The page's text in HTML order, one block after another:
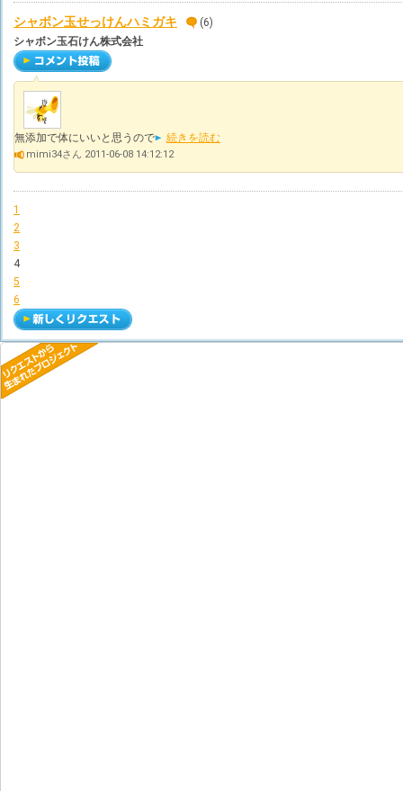
シャボン玉せっけんハミガキ
(6)
シャボン玉石けん株式会社
無添加で体にいいと思うので 続きを読む
mimi34さん 2011-06-08 14:12:12
1
2
3
4
5
6